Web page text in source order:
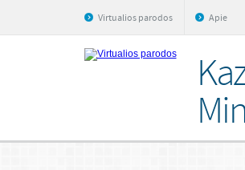
Virtualios parodos Apie